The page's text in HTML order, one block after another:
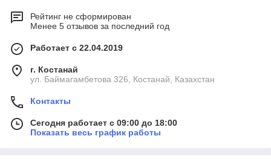
Рейтинг не сформирован
Менее 5 отзывов за последний год
Работает с 22.04.2019
г. Костанай
ул. Баймагамбетова 326, Костанай, Казахстан
Контакты
Сегодня работает с 09:00 до 18:00
Показать весь график работы